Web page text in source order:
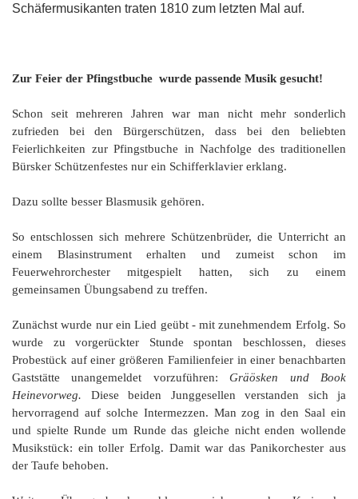
Schäfermusikanten traten 1810 zum letzten Mal auf.
Zur Feier der Pfingstbuche wurde passende Musik gesucht!
Schon seit mehreren Jahren war man nicht mehr sonderlich
zufrieden bei den Bürgerschützen, dass bei den beliebten
Feierlichkeiten zur Pfingstbuche in Nachfolge des traditionellen
Bürsker Schützenfestes nur ein Schifferklavier erklang.
Dazu sollte besser Blasmusik gehören.
So entschlossen sich mehrere Schützenbrüder, die Unterricht an
einem Blasinstrument erhalten und zumeist schon im
Feuerwehrorchester mitgespielt hatten, sich zu einem
gemeinsamen Übungsabend zu treffen.
Zunächst wurde nur ein Lied geübt - mit zunehmendem Erfolg. So
wurde zu vorgerückter Stunde spontan beschlossen, dieses
Probestück auf einer größeren Familienfeier in einer benachbarten
Gaststätte unangemeldet vorzuführen:Gräösken und Book
Heinevorweg. Diese beiden Junggesellen verstanden sich ja
hervorragend auf solche Intermezzen. Man zog in den Saal ein
und spielte Runde um Runde das gleiche nicht enden wollende
Musikstück: ein toller Erfolg. Damit war das Panikorchester aus
der Taufe behoben.